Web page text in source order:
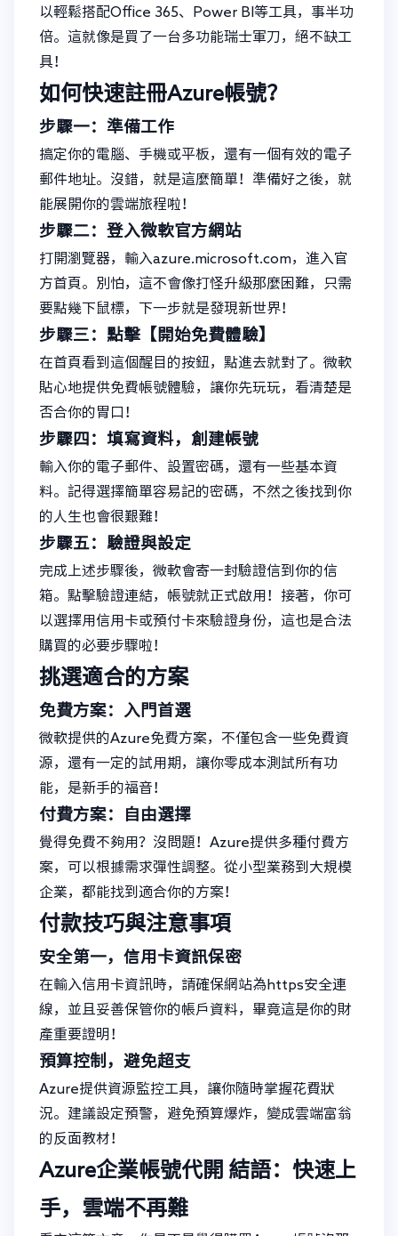
以輕鬆搭配Office 365、Power BI等工具，事半功
倍。這就像是買了一台多功能瑞士軍刀，絕不缺工
具！
如何快速註冊Azure帳號？
步驟一：準備工作
搞定你的電腦、手機或平板，還有一個有效的電子
郵件地址。沒錯，就是這麼簡單！準備好之後，就
能展開你的雲端旅程啦！
步驟二：登入微軟官方網站
打開瀏覽器，輸入azure.microsoft.com，進入官
方首頁。別怕，這不會像打怪升級那麼困難，只需
要點幾下鼠標，下一步就是發現新世界！
步驟三：點擊【開始免費體驗】
在首頁看到這個醒目的按鈕，點進去就對了。微軟
貼心地提供免費帳號體驗，讓你先玩玩，看清楚是
否合你的胃口！
步驟四：填寫資料，創建帳號
輸入你的電子郵件、設置密碼，還有一些基本資
料。記得選擇簡單容易記的密碼，不然之後找到你
的人生也會很艱難！
步驟五：驗證與設定
完成上述步驟後，微軟會寄一封驗證信到你的信
箱。點擊驗證連結，帳號就正式啟用！接著，你可
以選擇用信用卡或預付卡來驗證身份，這也是合法
購買的必要步驟啦！
挑選適合的方案
免費方案：入門首選
微軟提供的Azure免費方案，不僅包含一些免費資
源，還有一定的試用期，讓你零成本測試所有功
能，是新手的福音！
付費方案：自由選擇
覺得免費不夠用？沒問題！Azure提供多種付費方
案，可以根據需求彈性調整。從小型業務到大規模
企業，都能找到適合你的方案！
付款技巧與注意事項
安全第一，信用卡資訊保密
在輸入信用卡資訊時，請確保網站為https安全連
線，並且妥善保管你的帳戶資料，畢竟這是你的財
產重要證明！
預算控制，避免超支
Azure提供資源監控工具，讓你隨時掌握花費狀
況。建議設定預警，避免預算爆炸，變成雲端富翁
的反面教材！
Azure企業帳號代開 結語：快速上
手，雲端不再難